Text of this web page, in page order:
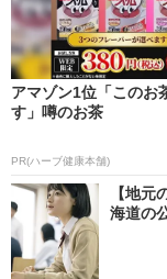
アマゾン1位「このお
す」噂のお茶
PR(ハーブ健康本舗)
【地
海道の